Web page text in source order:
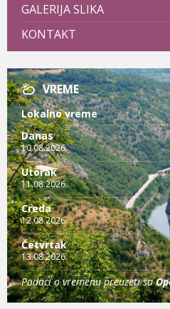
GALERIJA SLIKA
KONTAKT
VREME
Lokalno vreme
Danas
10.08.2026.
Utorak
11.08.2026.
Creda
12.08.2026.
Četvrtak
13.08.2026.
Podaci o vremenu preuzeti sa